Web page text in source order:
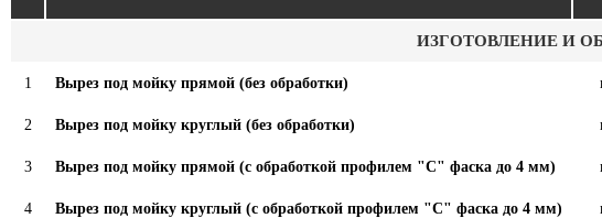
ИЗГОТОВЛЕНИЕ И
1 Вырез под мойку прямой (без обработки)
2 Вырез под мойку круглый (без обработки)
3 Вырез под мойку прямой (с обработкой профилем "С" фаска до 4 мм)
4 Вырез под мойку круглый (с обработкой профилем "С" фаска до 4 мм)